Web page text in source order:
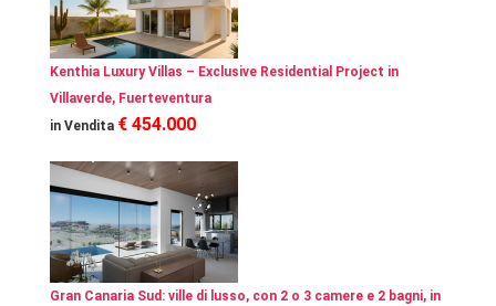
Kenthia Luxury Villas – Exclusive Residential Project in
Villaverde, Fuerteventura
in Vendita € 454.000
Gran Canaria Sud: ville di lusso, con 2 o 3 camere e 2 bagni, in